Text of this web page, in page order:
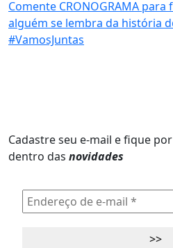
Cadastre seu e-mail e fique por
dentro das novidades